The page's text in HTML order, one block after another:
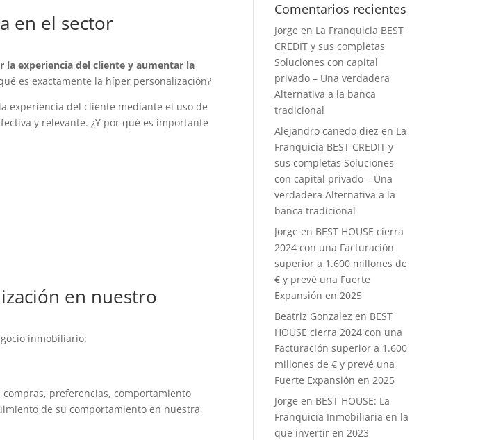
en el sector
la experiencia del cliente y aumentar la
es exactamente la híper personalización?
experiencia del cliente mediante el uso de
y relevante. ¿Y por qué es importante
en nuestro
inmobiliario:
preferencias, comportamiento
de su comportamiento en nuestra
Comentarios recientes
Jorge en La Franquicia BEST
CREDIT y sus completas
Soluciones con capital
privado – Una verdadera
Alternativa a la banca
tradicional
Alejandro canedo diez en La
Franquicia BEST CREDIT y
sus completas Soluciones
con capital privado – Una
verdadera Alternativa a la
banca tradicional
Jorge en BEST HOUSE cierra
2024 con una Facturación
superior a 1.600 millones de
€ y prevé una Fuerte
Expansión en 2025
Beatriz Gonzalez en BEST
HOUSE cierra 2024 con una
Facturación superior a 1.600
millones de € y prevé una
Fuerte Expansión en 2025
Jorge en BEST HOUSE: La
Franquicia Inmobiliaria en la
que invertir en 2023